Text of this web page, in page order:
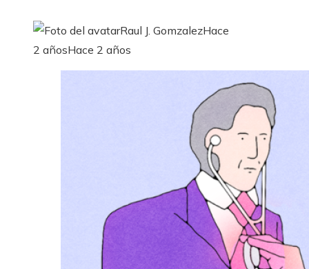
Raul J. GomzalezHace
2 añosHace 2 años